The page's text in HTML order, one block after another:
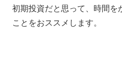
初期投資だと思って、時間を
ことをおススメします。